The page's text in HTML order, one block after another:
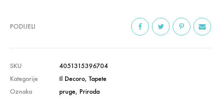
PODIJELI
SKU
4051315396704
Kategorije
Il Decoro, Tapete
Oznaka
pruge, Priroda